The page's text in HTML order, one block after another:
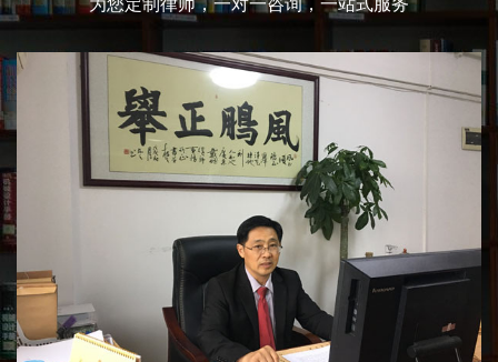
为您定制律师，一对一咨询，一站式服务